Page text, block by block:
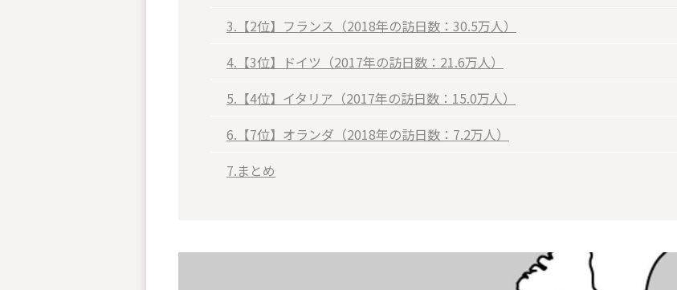
3.【2位】フランス（2018年の訪日数：30.5万人）
4.【3位】ドイツ（2017年の訪日数：21.6万人）
5.【4位】イタリア（2017年の訪日数：15.0万人）
6.【7位】オランダ（2018年の訪日数：7.2万人）
7.まとめ